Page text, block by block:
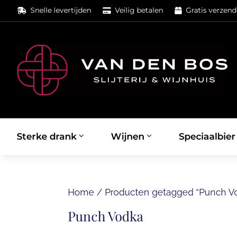
 Snelle levertijden  Veilig betalen  Gratis
Sterke drank Wijnen Speciaalbier
Home / Producten getagged “Punch
Punch Vodka